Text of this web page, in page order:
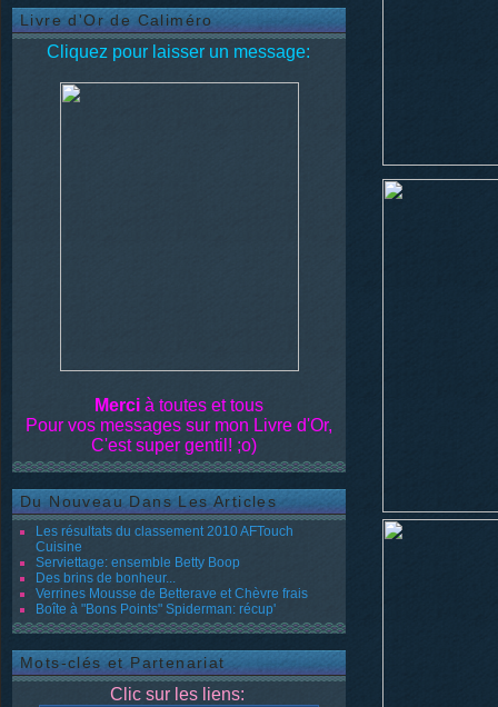
Livre d'Or de Caliméro
Cliquez pour laisser un message:
Merci à toutes et tous
Pour vos messages sur mon Livre d'Or,
C'est super gentil! ;o)
Du Nouveau Dans Les Articles
Les résultats du classement 2010 AFTouch
Cuisine
Serviettage: ensemble Betty Boop
Des brins de bonheur...
Verrines Mousse de Betterave et Chèvre frais
Boîte à "Bons Points" Spiderman: récup'
Mots-clés et Partenariat
Clic sur les liens: